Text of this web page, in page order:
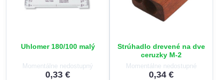
Uhlomer 180/100 malý
Momentálne nedostupný
0,33 €
Strúhadlo drevené na dve
ceruzky M-2
Momentálne nedostupné
0,34 €